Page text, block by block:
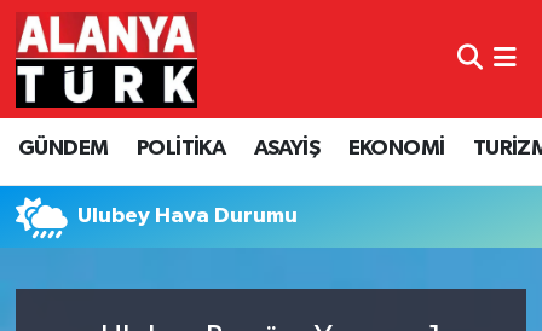
GÜNDEM POLİTİKA ASAYİŞ EKONOMİ
Ulubey Hava Durumu
GÜNDEM
POLİTİKA
ASAYİŞ
Nöbetçi Eczaneler
Hava Durumu
Namaz Vakitleri